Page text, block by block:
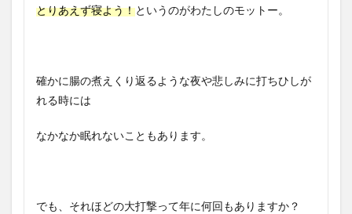
とりあえず寝よう！というのがわたしのモットー。
確かに腸の煮えくり返るような夜や悲しみに打ちひしが
れる時には
なかなか眠れないこともあります。
でも、それほどの大打撃って年に何回もありますか？